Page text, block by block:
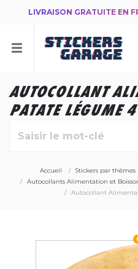
LIVRAISON GRATUITE EN
AUTOCOLLANT
PATATE LÉGUME 4
Accueil Stickers par thèmes
Autocollants Alimentation et
Autocollant